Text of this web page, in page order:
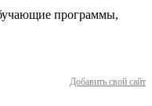
программы,
Добавить свой сайт